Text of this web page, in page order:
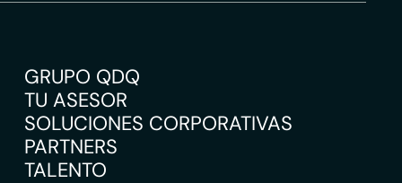
GRUPO QDQ
TU ASESOR
SOLUCIONES CORPORATIVAS
PARTNERS
TALENTO